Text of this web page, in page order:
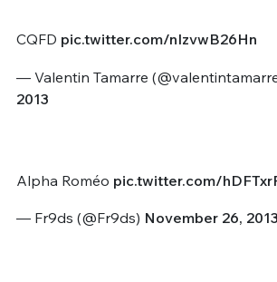
CQFD pic.twitter.com/nIzvwB26Hn
— Valentin Tamarre
2013
Alpha Roméo pic.twitter.com/
— Fr9ds (@Fr9ds) November 26, 2013